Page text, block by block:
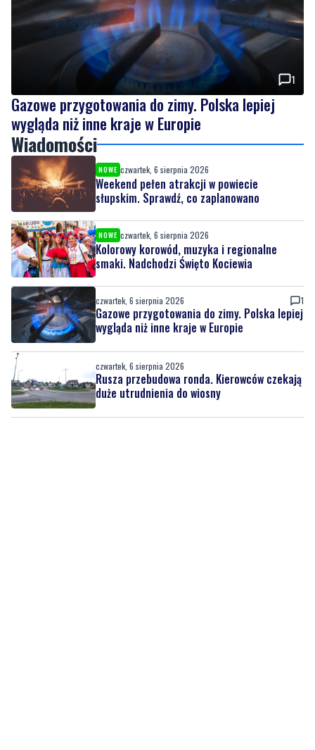
1
Gazowe przygotowania do zimy. Polska lepiej
wygląda niż inne kraje w Europie
Wiadomości
NOWE czwartek, 6 sierpnia 2026
Weekend pełen atrakcji w powiecie
słupskim. Sprawdź, co zaplanowano
NOWE czwartek, 6 sierpnia 2026
Kolorowy korowód, muzyka i regionalne
smaki. Nadchodzi Święto Kociewia
czwartek, 6 sierpnia 2026 1
Gazowe przygotowania do zimy. Polska lepiej
wygląda niż inne kraje w Europie
czwartek, 6 sierpnia 2026
Rusza przebudowa ronda. Kierowców czekają
duże utrudnienia do wiosny